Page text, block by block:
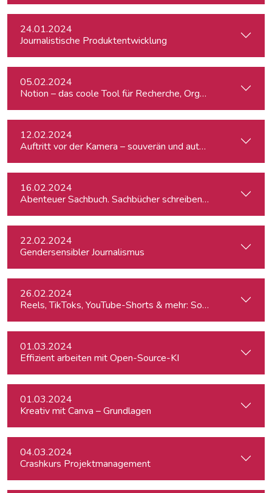
24.01.2024
Journalistische Produktentwicklung
05.02.2024
Notion – das coole Tool für Recherche, Organisation &
12.02.2024
Auftritt vor der Kamera – souverän und authentisch
16.02.2024
Abenteuer Sachbuch. Sachbücher schreiben für
22.02.2024
Gendersensibler Journalismus
26.02.2024
Reels, TikToks, YouTube-Shorts & mehr: Social Media-
01.03.2024
Effizient arbeiten mit Open-Source-KI
01.03.2024
Kreativ mit Canva – Grundlagen
04.03.2024
Crashkurs Projektmanagement